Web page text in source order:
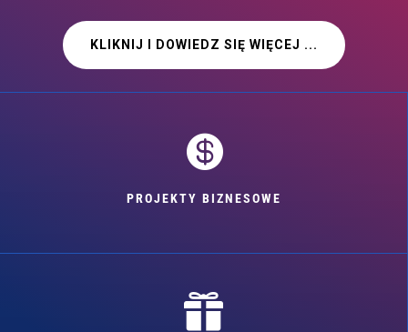
KLIKNIJ I DOWIEDZ SIĘ WIĘCEJ ...

PROJEKTY BIZNESOWE
